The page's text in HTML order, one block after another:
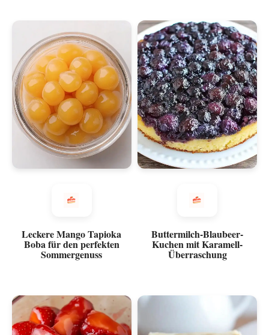
Leckere Mango Tapioka
Boba für den perfekten
Sommergenuss
Buttermilch-Blaubeer-
Kuchen mit Karamell-
Überraschung